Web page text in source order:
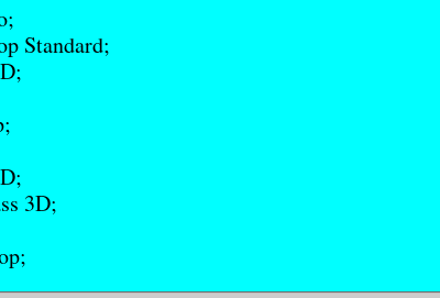
Standard;
3D;